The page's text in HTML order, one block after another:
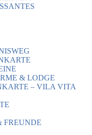
& LODGE
– VILA VITA
FREUNDE